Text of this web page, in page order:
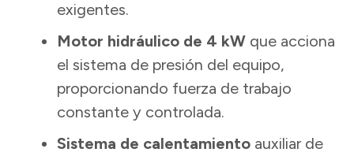
exigentes.
Motor hidráulico de 4 kW que acciona
el sistema de presión del equipo,
proporcionando fuerza de trabajo
constante y controlada.
Sistema de calentamiento auxiliar de